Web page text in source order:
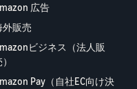
広告
外販売
ビジネス（法人販
Pay（自社EC向け決